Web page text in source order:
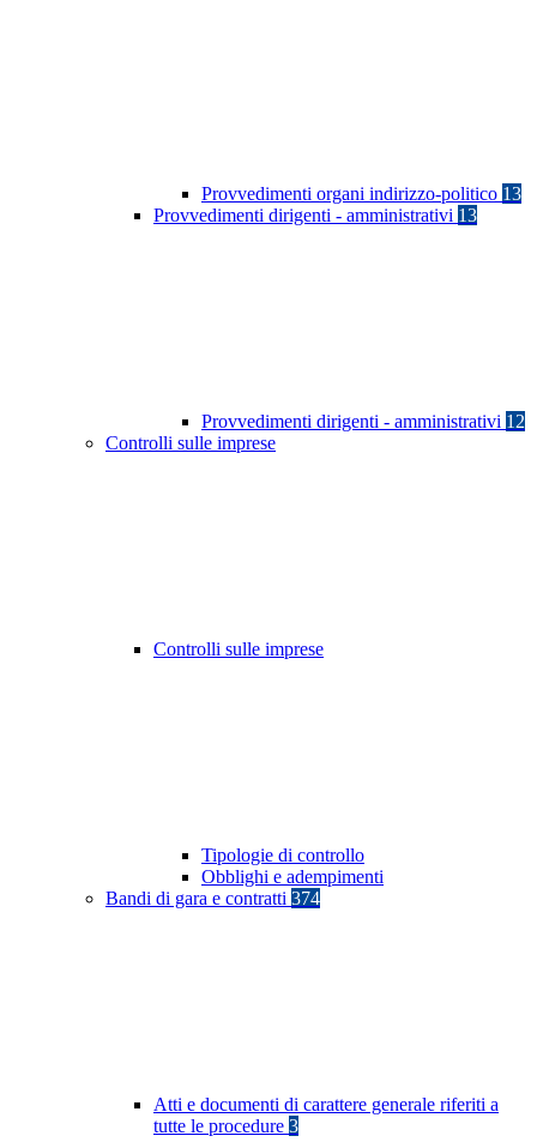
Provvedimenti organi indirizzo-politico 13
Provvedimenti dirigenti - amministrativi 13
Provvedimenti dirigenti - amministrativi 12
Controlli sulle imprese
Controlli sulle imprese
Tipologie di controllo
Obblighi e adempimenti
Bandi di gara e contratti 374
Atti e documenti di carattere generale riferiti a
tutte le procedure 3